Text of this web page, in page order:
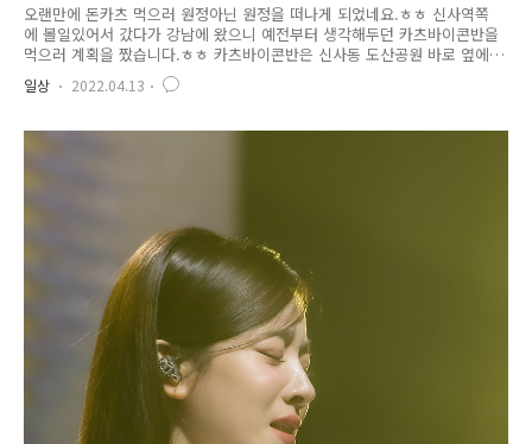
오랜만에 돈카츠 먹으러 원정아닌 원정을 떠나게 되었네요.ㅎㅎ 신사역쪽
에 볼일있어서 갔다가 강남에 왔으니 예전부터 생각해두던 카츠바이콘반을
먹으러 계획을 짰습니다.ㅎㅎ 카츠바이콘반은 신사동 도산공원 바로 옆에
위치해있습니다. 신사역에서부터 거리 구경도 할겸 걸어서 왔는데요. 생각
보다 은근 머네요.ㅋㅋ 아침 일찍 건강검진을 하게 되어서 크레이지 카츠
무도 없네요.;; 좀 더 여유롭게 가도 상관없을듯 합니다. 주변에 커피빈이
있길래 시간도 때울겸 잠시 들어갔다가 11시에 다시 나왔습니다. 테이블링
일상 2022.04.13